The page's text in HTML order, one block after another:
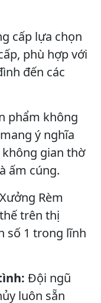
cấp lựa chọn
phù hợp với
đến các
phẩm không
ý nghĩa
gian thờ
ấm cúng.
Xưởng Rèm
trên thị
số 1 trong lĩnh
Đội ngũ
luôn sẵn